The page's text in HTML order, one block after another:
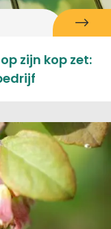
zijn kop zet: